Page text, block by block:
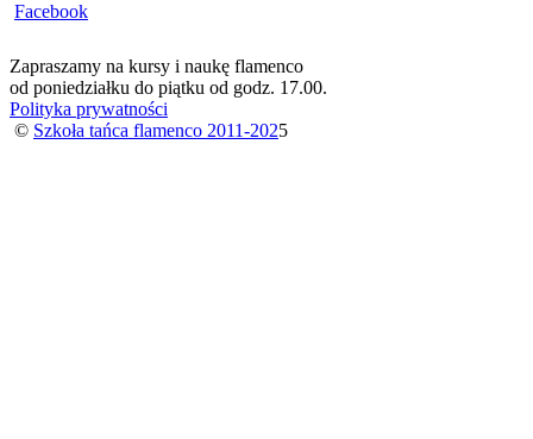
Facebook
Zapraszamy na kursy i naukę flamenco
od poniedziałku do piątku od godz. 17.00.
Polityka prywatności
© Szkoła tańca flamenco 2011-2025